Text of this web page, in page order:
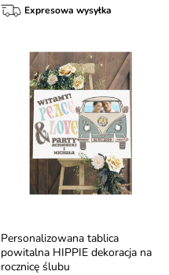
Expresowa wysyłka
Personalizowana tablica
powitalna HIPPIE dekoracja na
rocznicę ślubu